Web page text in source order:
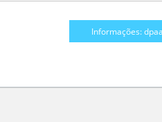
Informações: